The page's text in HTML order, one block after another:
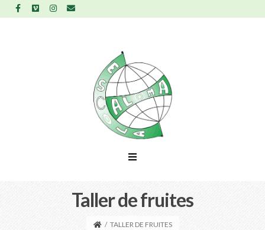
Taller de fruites
/ TALLER DE FRUITES